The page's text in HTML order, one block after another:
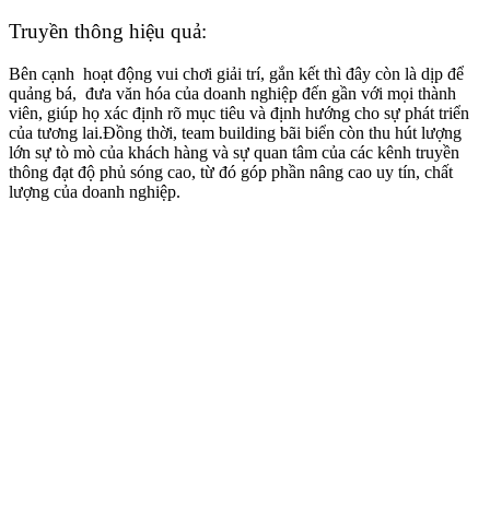
Truyền thông hiệu quả:
Bên cạnh hoạt động vui chơi giải trí, gắn kết thì đây còn là dịp để
quảng bá, đưa văn hóa của doanh nghiệp đến gần với mọi thành
viên, giúp họ xác định rõ mục tiêu và định hướng cho sự phát triển
của tương lai.Đồng thời, team building bãi biển còn thu hút lượng
lớn sự tò mò của khách hàng và sự quan tâm của các kênh truyền
thông đạt độ phủ sóng cao, từ đó góp phần nâng cao uy tín, chất
lượng của doanh nghiệp.